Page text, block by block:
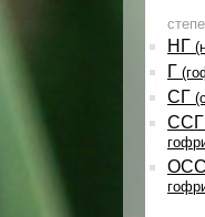
НГ
Г
СГ
ССГ